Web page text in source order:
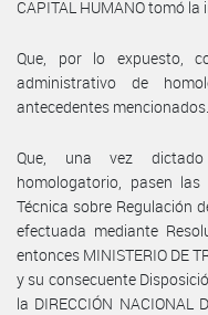
CAPITAL HUMANO tomó
Que, por lo expuesto,
administrativo de
antecedentes mencionados.
Que, una vez
homologatorio, pasen
Técnica sobre Regulación
efectuada mediante
entonces MINISTERIO DE
y su consecuente
la DIRECCIÓN NACIONAL